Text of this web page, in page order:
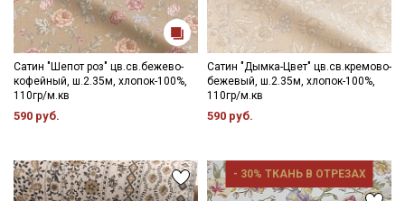
Сатин "Шепот роз" цв.св.бежево-
кофейный, ш.2.35м, хлопок-100%,
110гр/м.кв
590 руб.
Сатин "Дымка-Цвет" цв.св.кремово-
бежевый, ш.2.35м, хлопок-100%,
110гр/м.кв
590 руб.
- 30% ТКАНЬ В ОТРЕЗАХ